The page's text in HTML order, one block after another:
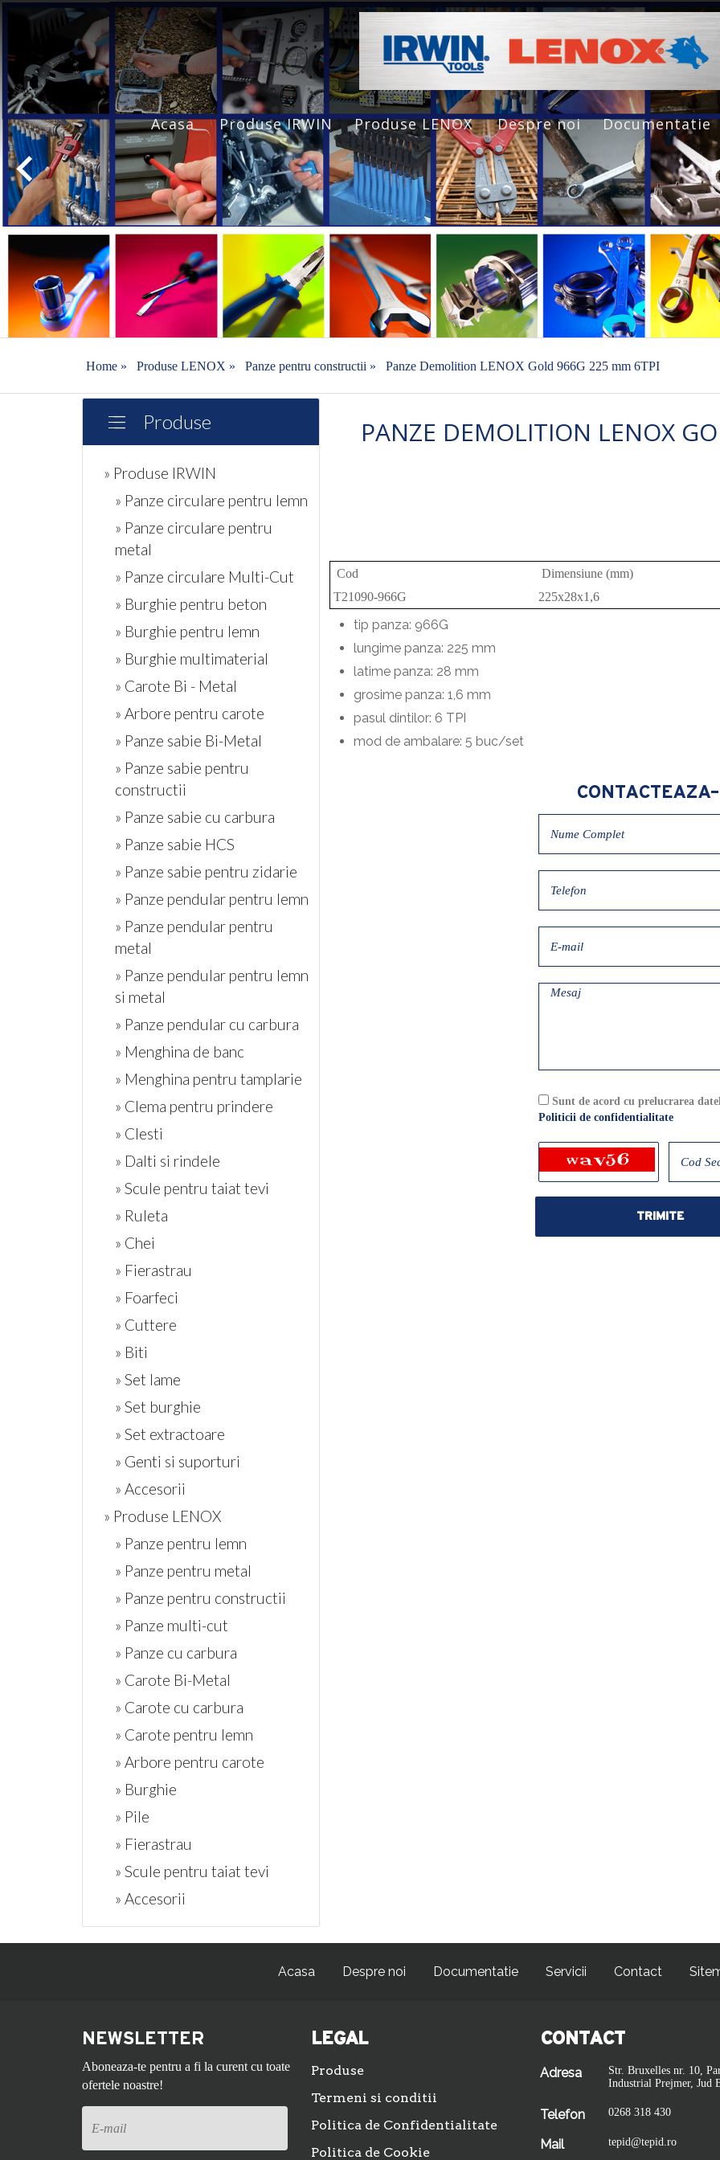
Acasa Produse IRWIN Produse LENOX Despre noi Documentatie
Home » Produse LENOX » Panze pentru constructii » Panze Demolition LENOX Gold 966G 225 mm 6TPI
Produse
» Produse IRWIN
» Panze circulare pentru lemn
» Panze circulare pentru
metal
» Panze circulare Multi-Cut
» Burghie pentru beton
» Burghie pentru lemn
» Burghie multimaterial
» Carote Bi - Metal
» Arbore pentru carote
» Panze sabie Bi-Metal
» Panze sabie pentru
constructii
» Panze sabie cu carbura
» Panze sabie HCS
» Panze sabie pentru zidarie
» Panze pendular pentru lemn
» Panze pendular pentru
metal
» Panze pendular pentru lemn
si metal
» Panze pendular cu carbura
» Menghina de banc
» Menghina pentru tamplarie
» Clema pentru prindere
» Clesti
» Dalti si rindele
» Scule pentru taiat tevi
» Ruleta
» Chei
» Fierastrau
» Foarfeci
» Cuttere
» Biti
» Set lame
» Set burghie
» Set extractoare
» Genti si suporturi
» Accesorii
» Produse LENOX
» Panze pentru lemn
» Panze pentru metal
» Panze pentru constructii
» Panze multi-cut
» Panze cu carbura
» Carote Bi-Metal
» Carote cu carbura
» Carote pentru lemn
» Arbore pentru carote
» Burghie
» Pile
» Fierastrau
» Scule pentru taiat tevi
» Accesorii
PANZE DEMOLITION LENOX
Cod
Dimensiune (mm)
T21090-966G
225x28x1,6
tip panza: 966G
lungime panza: 225 mm
latime panza: 28 mm
grosime panza: 1,6 mm
pasul dintilor: 6 TPI
mod de ambalare: 5 buc/set
Sunt de acord cu prelucrarea
Politicii de confidentialitate
Acasa Despre noi Documentatie Servicii Contact
NEWSLETTER
Aboneaza-te pentru a fi la curent cu toate
ofertele noastre!
LEGAL
Produse
Termeni si conditii
Politica de Confidentialitate
Politica de Cookie
CONTACT
Adresa
Str. Bruxelles nr. 10,
Industrial Prejmer, Jud
Telefon 0268 318 430
Mail tepid@tepid.ro